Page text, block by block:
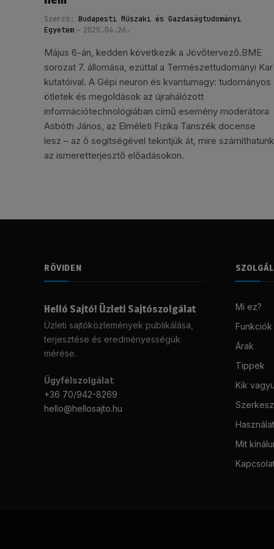
Szerző: Budapesti Műszaki és Gazdaságtudományi
Egyetem
2025.04.26.
Május 6-án, kedden következik a Jövőtervező.BME
sorozat 7. állomása, ezúttal a Természettudományi Kar
kutatóival. A Gépi neuron és kvantumagy: tudományos
ötletek és megoldások az újrahálózott
információtechnológiában című esemény moderátora
Asbóth János, az Elméleti Fizika Tanszék docense
lesz – az ő segítségével tekintjük át, mire számíthatunk
az ismeretterjesztő előadásokon.
RÖVIDEN
Helló Sajtó! Üzleti Sajtószolgálat
Üzleti sajtóközlemények publikálása,
terjesztése és eredményességük
mérése.
Ügyfélszolgálat:
+36 70/942-8269
hello@hellosajto.hu
Mi ez?
Funkciók
Árak
Tippek
Kik
Mit